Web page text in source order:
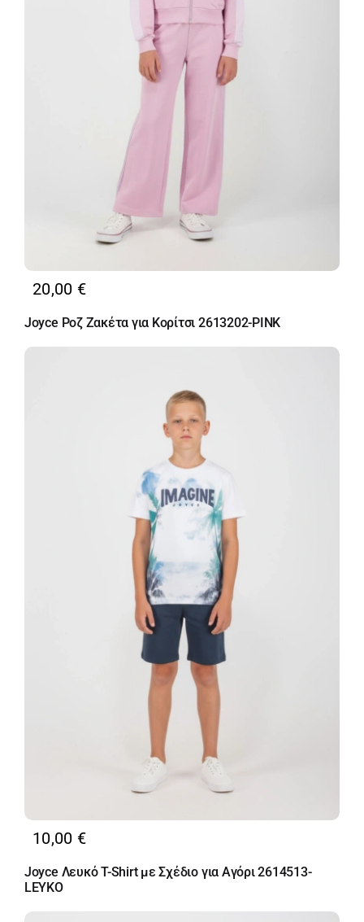
20,00 €
Joyce Ροζ Ζακέτα για Κορίτσι 2613202-PINK
10,00 €
Joyce Λευκό T-Shirt με Σχέδιο για Αγόρι 2614513-
LEYKO